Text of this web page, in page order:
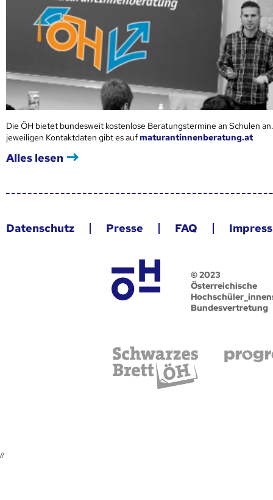
Die ÖH bietet bundesweit kostenlose Beratungstermine an Schulen
jeweiligen Kontaktdaten gibt es aufmaturantinnenberatung.at
Alles lesen
Datenschutz Presse FAQ
© 2023
Österreichische
Bundesvertretung
//